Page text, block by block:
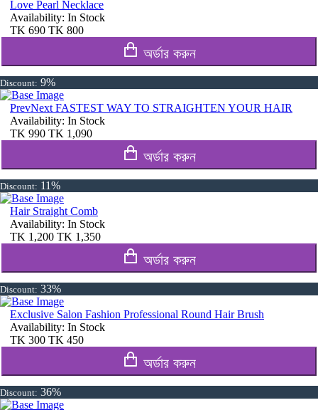
Love Pearl Necklace
Availability: In Stock
TK 690 TK 800
অর্ডার করুন
Discount: 9%
PrevNext FASTEST WAY TO STRAIGHTEN YOUR HAIR
Availability: In Stock
TK 990 TK 1,090
অর্ডার করুন
Discount: 11%
Hair Straight Comb
Availability: In Stock
TK 1,200 TK 1,350
অর্ডার করুন
Discount: 33%
Exclusive Salon Fashion Professional Round Hair Brush
Availability: In Stock
TK 300 TK 450
অর্ডার করুন
Discount: 36%